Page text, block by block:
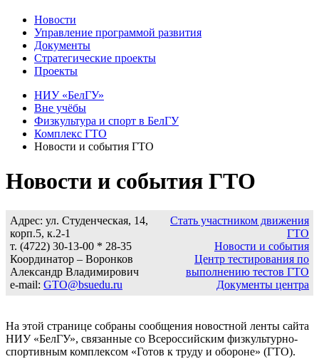
Новости
Управление программой развития
Документы
Стратегические проекты
Проекты
НИУ «БелГУ»
Вне учёбы
Физкультура и спорт в БелГУ
Комплекс ГТО
Новости и события ГТО
Новости и события ГТО
Адрес: ул. Студенческая, 14,
корп.5, к.2-1
т. (4722) 30-13-00 * 28-35
Координатор – Воронков
Александр Владимирович
e-mail: GTO@bsuedu.ru
Стать участником движения
ГТО
Новости и события
Центр тестирования по
выполнению тестов ГТО
Документы центра
На этой странице собраны сообщения новостной ленты сайта
НИУ «БелГУ», связанные со Всероссийским физкультурно-
спортивным комплексом «Готов к труду и обороне» (ГТО).